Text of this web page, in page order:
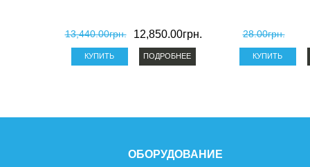
13,440.00грн. 12,850.00грн.
ПОДРОБНЕЕ
28.00грн.
ОБОРУДОВАНИЕ